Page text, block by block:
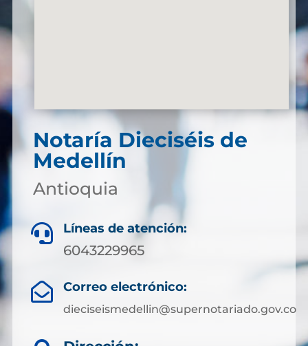
Notaría Dieciséis de
Medellín
Antioquia
 Líneas de atención:
6043229965
 Correo electrónico:
dieciseismedellin@supernotariado.gov.co